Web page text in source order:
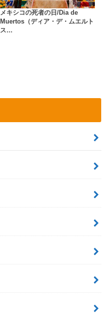
メキシコの死者の日/Dia de
Muertos（ディア・デ・ムエルト
ス…